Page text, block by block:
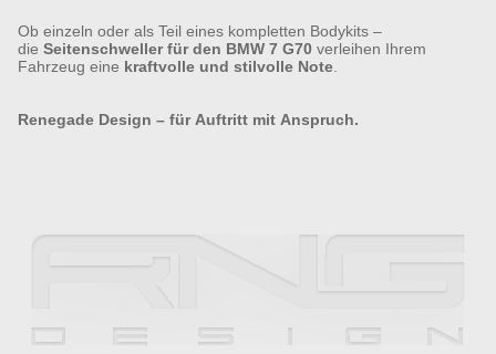
Ob einzeln oder als Teil eines kompletten Bodykits –
die Seitenschweller für den BMW 7 G70 verleihen Ihrem
Fahrzeug eine kraftvolle und stilvolle Note
Renegade Design – für Auftritt mit Anspruch.